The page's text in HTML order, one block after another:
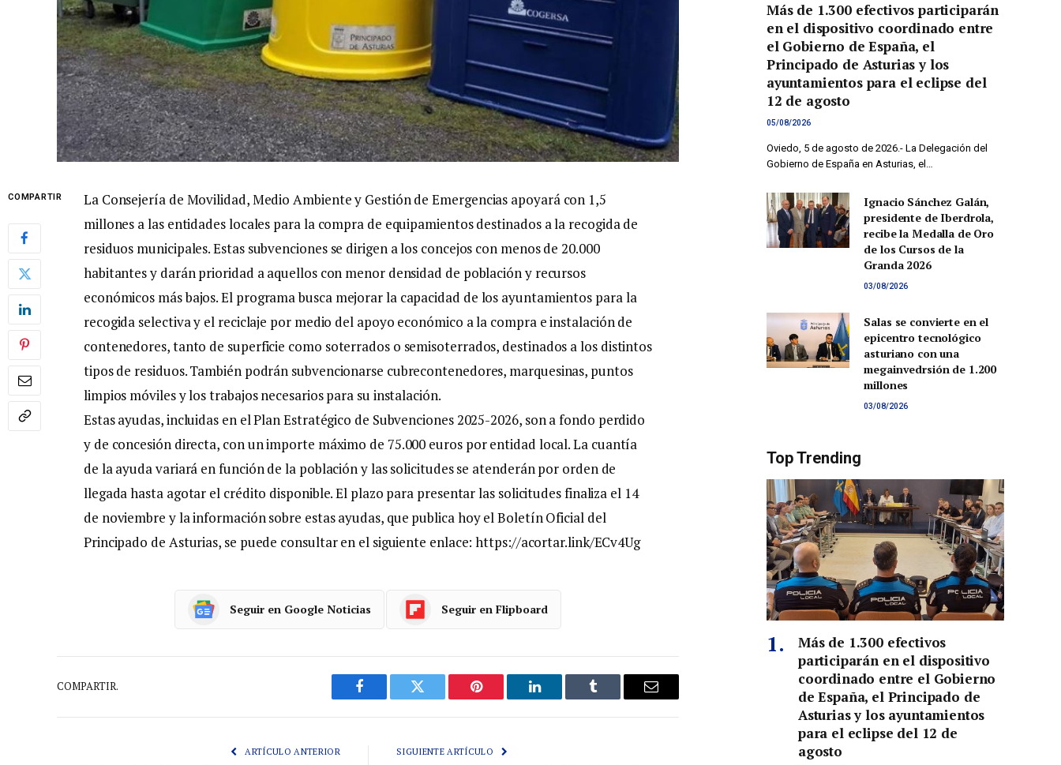
COMPARTIR
La Consejería de Movilidad, Medio Ambiente y Gestión de Emergencias apoyará con 1,5
millones a las entidades locales para la compra de equipamientos destinados a la recogida de
residuos municipales. Estas subvenciones se dirigen a los concejos con menos de 20.000
habitantes y darán prioridad a aquellos con menor densidad de población y recursos
económicos más bajos. El programa busca mejorar la capacidad de los ayuntamientos para la
recogida selectiva y el reciclaje por medio del apoyo económico a la compra e instalación de
contenedores, tanto de superficie como soterrados o semisoterrados, destinados a los distintos
tipos de residuos. También podrán subvencionarse cubrecontenedores, marquesinas, puntos
limpios móviles y los trabajos necesarios para su instalación.
Estas ayudas, incluidas en el Plan Estratégico de Subvenciones 2025-2026, son a fondo perdido
y de concesión directa, con un importe máximo de 75.000 euros por entidad local. La cuantía
de la ayuda variará en función de la población y las solicitudes se atenderán por orden de
llegada hasta agotar el crédito disponible. El plazo para presentar las solicitudes finaliza el 14
de noviembre y la información sobre estas ayudas, que publica hoy el Boletín Oficial del
Principado de Asturias, se puede consultar en el siguiente enlace: https://acortar.link/ECv4Ug
Seguir en Google Noticias Seguir en Flipboard
COMPARTIR.
Facebook Gorjeo Pinterest LinkedIn Tumblr
Correo
ARTÍCULO ANTERIOR SIGUIENTE ARTÍCULO
Más de 1.300 efectivos participarán
en el dispositivo coordinado entre
el Gobierno de España, el
Principado de Asturias y los
ayuntamientos para el eclipse del
12 de agosto
05/08/2026
Oviedo, 5 de agosto de 2026.- La Delegación del
Gobierno de España en Asturias, el…
Ignacio Sánchez Galán,
presidente de Iberdrola,
recibe la Medalla de Oro
de los Cursos de la
Granda 2026
03/08/2026
Salas se convierte en el
epicentro tecnológico
asturiano con una
megainvedrsión de 1.200
millones
03/08/2026
Top Trending
Más de 1.300 efectivos
participarán en el dispositivo
coordinado entre el Gobierno
de España, el Principado de
Asturias y los ayuntamientos
para el eclipse del 12 de
agosto